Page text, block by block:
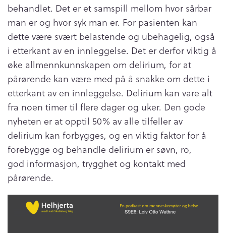
behandlet. Det er et samspill mellom hvor sårbar
man er og hvor syk man er. For pasienten kan
dette være svært belastende og ubehagelig, også
i etterkant av en innleggelse. Det er derfor viktig å
øke allmennkunnskapen om delirium, for at
pårørende kan være med på å snakke om dette i
etterkant av en innleggelse. Delirium kan vare alt
fra noen timer til flere dager og uker. Den gode
nyheten er at opptil 50% av alle tilfeller av
delirium kan forbygges, og en viktig faktor for å
forebygge og behandle delirium er søvn, ro,
god informasjon, trygghet og kontakt med
pårørende.